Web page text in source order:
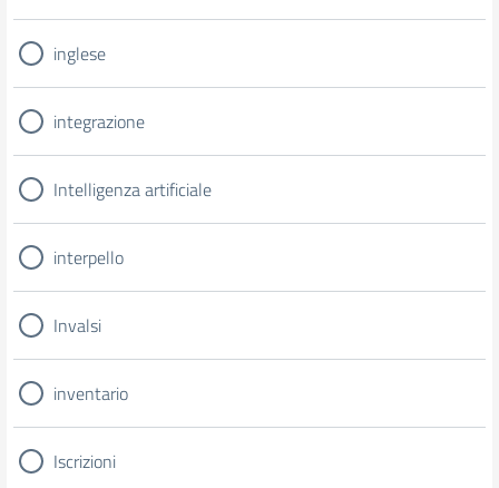
inglese
integrazione
Intelligenza artificiale
interpello
Invalsi
inventario
Iscrizioni